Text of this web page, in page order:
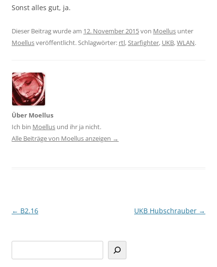
Sonst alles gut, ja.
Dieser Beitrag wurde am 12. November 2015von Moellus unter
Moellusveröffentlicht. Schlagwörter: rtl, Starfighter, UKB,WLAN.
Über Moellus
Ich bin Moellus und ihr ja nicht.
Alle Beiträge von Moellus anzeigen →
Beitragsnavigation
← B2.16 UKB Hubschrauber →